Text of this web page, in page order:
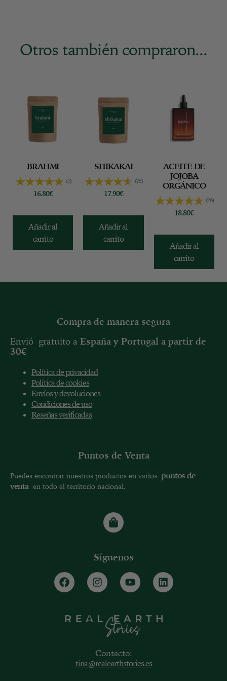
g
Otros también compraron...
BRAHMI
(3)
16.80€
Añadir al
carrito
SHIKAKAI
(28)
17.90€
Añadir al
carrito
ACEITE DE
JOJOBA
ORGÁNICO
(26)
18.80€
Añadir al
carrito
Compra de manera segura
Envió gratuito a España y Portugal a partir de
30€
Política de privacidad
Política de cookies
Envíos y devoluciones
Condiciones de uso
Reseñas verificadas
Puntos de Venta
Puedes encontrar nuestros productos en varios puntos de
venta en todo el territorio nacional.
Síguenos
Contacto:
tina@realearthstories.es